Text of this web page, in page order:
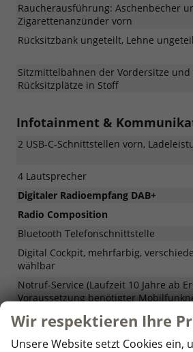
Raucherausführung: Aschenbecher
Zigarettenanzünder vorn
Rücksitzbank ungeteilt, Lehne
Sitzmittelbahnen der Vordersitze
Rücksitzplätze in Stoff
Infotainment &
2 USB-C-Schnittstellen vorn,
4 Lautsprecher
Digitaler Radioempfang DAB+
Radio Composition
Bluetooth Telefonschnittstelle
Digital Cockpit, mehrfarbig,
wählbar
Notruf-Service (Laufzeit 10 Jahre ab
Voraussetzung benötigter
Vorbereitet für "We Connect" und "We
"VW Connect Plus"
Wir respektieren Ihre
Unsere Website setzt Cookies ein,